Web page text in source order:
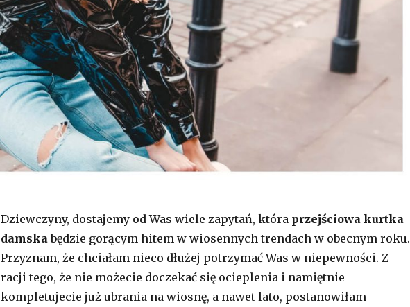
Dziewczyny, dostajemy od Was wiele zapytań, która przejściowa kurtka
damskabędzie gorącym hitem w wiosennych trendach w obecnym roku.
Przyznam, że chciałam nieco dłużej potrzymać Was w niepewności. Z
racji tego, że nie możecie doczekać się ocieplenia i namiętnie
kompletujecie już ubrania na wiosnę, a nawet lato, postanowiłam